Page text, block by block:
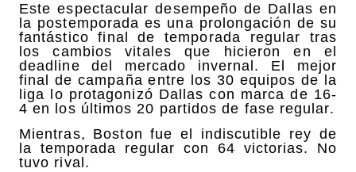
Este espectacular desempeño de Dallas en
la postemporada es una prolongación de su
fantástico final de temporada regular tras
los cambios vitales que hicieron en el
deadline del mercado invernal. El mejor
final de campaña entre los 30 equipos de la
liga lo protagonizó Dallas con marca de 16-
4 en los últimos 20 partidos de fase regular.
Mientras, Boston fue el indiscutible rey de
la temporada regular con 64 victorias. No
tuvo rival.